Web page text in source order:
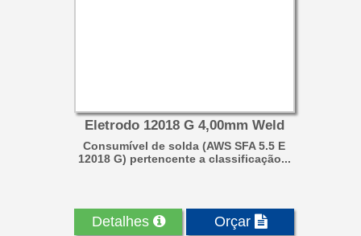
Eletrodo 12018 G 4,00mm Weld
Consumível de solda (AWS SFA 5.5 E
12018 G) pertencente a classificação...
Detalhes Orçar